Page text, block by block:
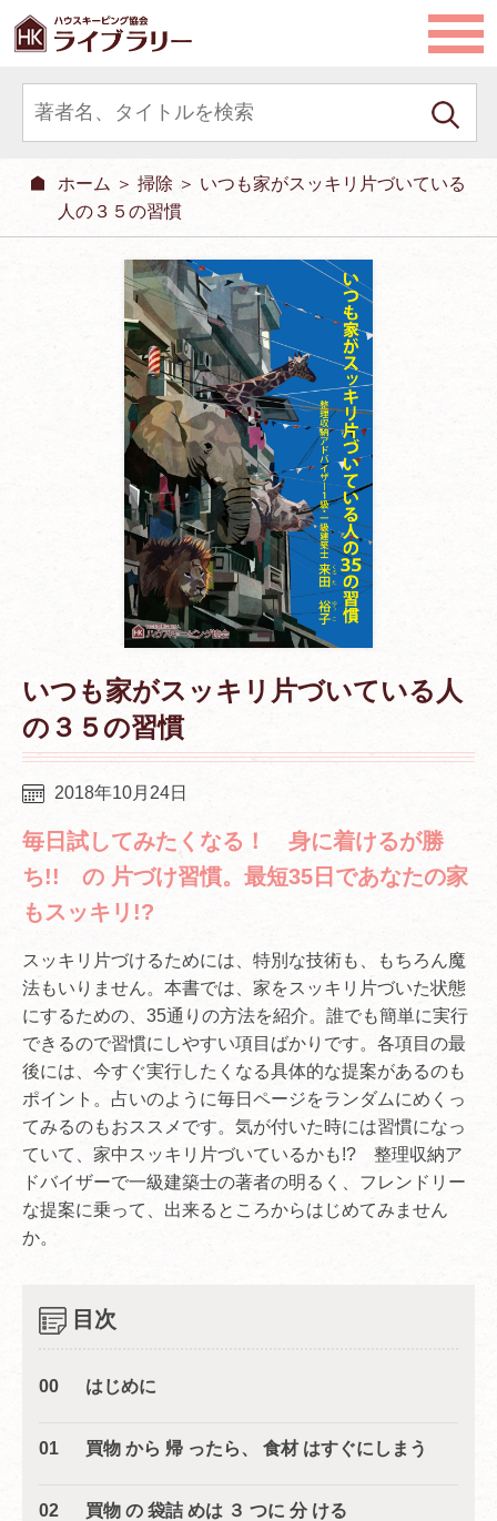
ホーム ＞ 掃除 ＞ いつも家がスッキリ片づいている
人の３５の習慣
いつも家がスッキリ片づいている人
の３５の習慣
2018年10月24日
毎日試してみたくなる！ 身に着けるが勝
ち!! の 片づけ習慣。最短35日であなたの家
もスッキリ!?
スッキリ片づけるためには、特別な技術も、もちろん魔
法もいりません。本書では、家をスッキリ片づいた状態
にするための、35通りの方法を紹介。誰でも簡単に実行
できるので習慣にしやすい項目ばかりです。各項目の最
後には、今すぐ実行したくなる具体的な提案があるのも
ポイント。占いのように毎日ページをランダムにめくっ
てみるのもおススメです。気が付いた時には習慣になっ
ていて、家中スッキリ片づいているかも!? 整理収納ア
ドバイザーで一級建築士の著者の明るく、フレンドリー
な提案に乗って、出来るところからはじめてみません
か。
目次
00 はじめに
01 買物 から 帰 ったら、 食材 はすぐにしまう
02 買物 の 袋詰 めは ３ つに 分 ける